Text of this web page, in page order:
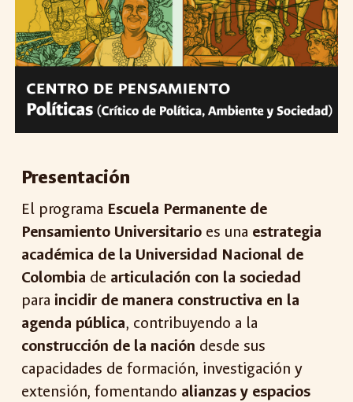
Presentación
El programa Escuela Permanente de
Pensamiento Universitario es una estrategia
académica de la Universidad Nacional de
Colombia de articulación con la sociedad
para incidir de manera constructiva en la
agenda pública, contribuyendo a la
construcción de la nación desde sus
capacidades de formación, investigación y
extensión, fomentando alianzas y espacios